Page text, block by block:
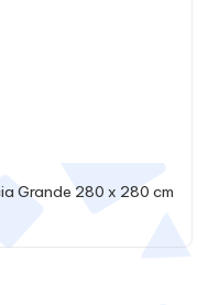
Grande 280 x 280 cm